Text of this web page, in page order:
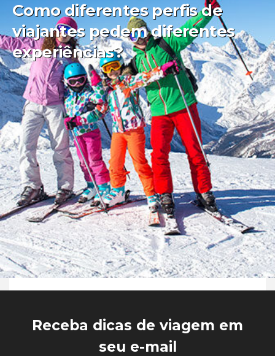
Como diferentes perfis de
viajantes pedem diferentes
experiências?
Receba dicas de viagem em
seu e-mail